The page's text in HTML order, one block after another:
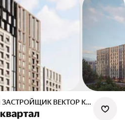
ВЕКТОР КВАРТАЛ